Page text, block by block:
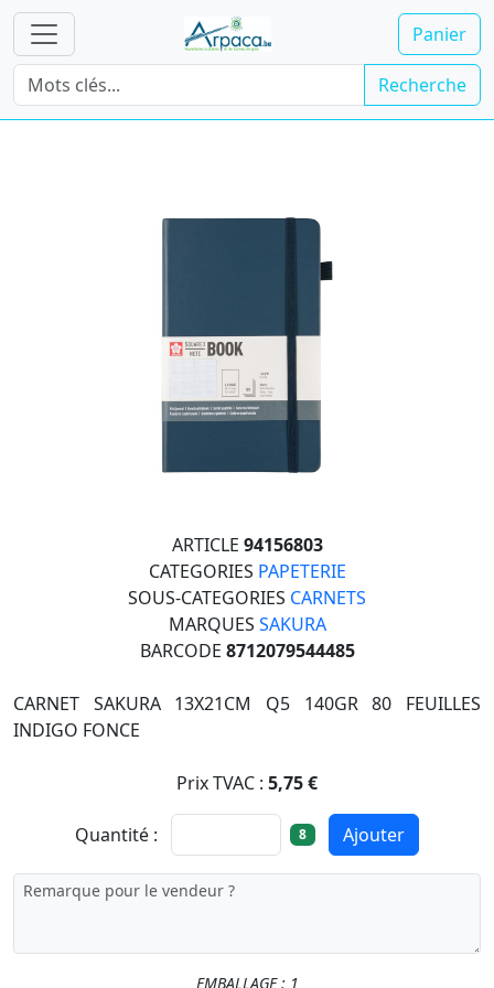
Panier
Recherche
ARTICLE 94156803
CATEGORIES PAPETERIE
SOUS-CATEGORIES CARNETS
MARQUES SAKURA
BARCODE 8712079544485
CARNET SAKURA 13X21CM Q5 140GR 80 FEUILLES
INDIGO FONCE
Prix TVAC : 5,75 €
Quantité : 8 Ajouter
EMBALLAGE : 1